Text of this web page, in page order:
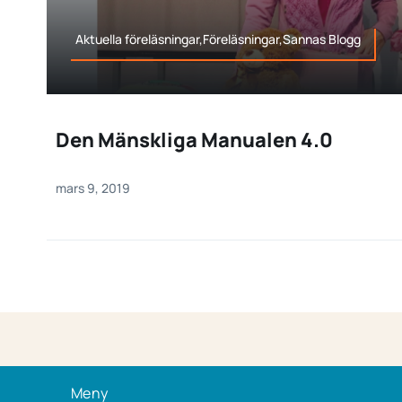
Aktuella föreläsningar,Föreläsningar,Sannas Blogg
Den Mänskliga Manualen 4.0
mars 9, 2019
Meny